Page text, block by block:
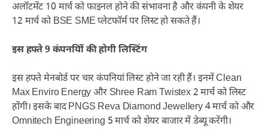
अलॉटमेंट 10 मार्च को फाइनल होने की संभावना है और कंपनी के शेयर
12 मार्च को BSE SME प्लेटफॉर्म पर लिस्ट हो सकते हैं।
इस हफ्ते 9 कंपनयिों की होगी लिस्टिंग
इस हफ्ते मेनबोर्ड पर चार कंपनियां लिस्ट होने जा रही हैं। इनमें Clean
Max Enviro Energy और Shree Ram Twistex 2 मार्च को लिस्ट
होंगी। इसके बाद PNGS Reva Diamond Jewellery 4 मार्च को और
Omnitech Engineering 5 मार्च को शेयर बाजार में डेब्यू करेंगी।